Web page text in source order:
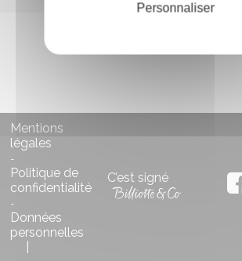
Mentions
légales
-
Politique de
confidentialité
-
Données
personnelles
C’est signé
Personnaliser